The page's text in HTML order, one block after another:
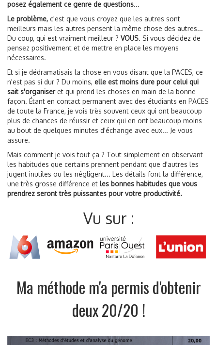
posez également ce genre de questions...
Le problème, c'est que vous croyez que les autres sont
meilleurs mais les autres pensent la même chose des autres...
Du coup, qui est vraiment meilleur ? VOUS. Si vous décidez de
pensez positivement et de mettre en place les moyens
nécessaires.
Et si je dédramatisais la chose en vous disant que la PACES, ce
n'est pas si dur ? Du moins, elle est moins dure pour celui qui
sait s'organiseret qui prend les choses en main de la bonne
façon. Étant en contact permanent avec des étudiants en PACES
de toute la France, je vois très souvent ceux qui ont beaucoup
plus de chances de réussir et ceux qui en ont beaucoup moins
au bout de quelques minutes d'échange avec eux... Je vous
assure.
Mais comment je vois tout ça ? Tout simplement en observant
les habitudes que certains prennent pendant que d'autres les
jugent inutiles ou les négligent... Les détails font la différence,
une très grosse différence et les bonnes habitudes que vous
prendrez seront très puissantes pour votre productivité.
Vu sur :
Ma méthode m'a permis d'obtenir
deux 20/20 !